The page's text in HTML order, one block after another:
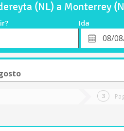
(NL) a Monterrey
Ida
Fecha
de